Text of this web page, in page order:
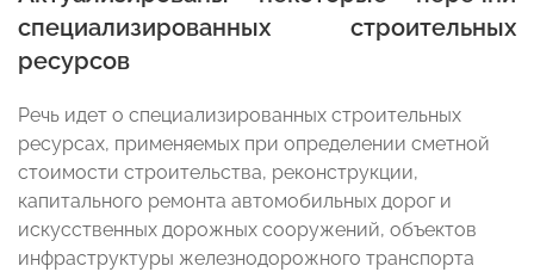
специализированных строительных
ресурсов
Речь идет о специализированных строительных
ресурсах, применяемых при определении сметной
стоимости строительства, реконструкции,
капитального ремонта автомобильных дорог и
искусственных дорожных сооружений, объектов
инфраструктуры железнодорожного транспорта